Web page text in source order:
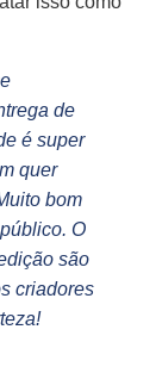
de
é super
quer
bom
O
são
criadores